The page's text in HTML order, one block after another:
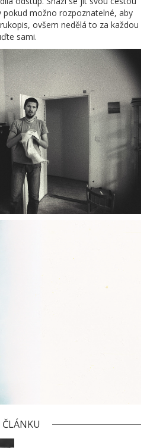
možno rozpoznatelné, aby
ovšem nedělá to za každou
sami.
ČLÁNKU